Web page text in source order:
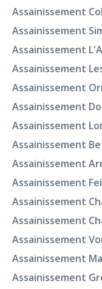
Assainissement
Assainissement
Assainissement
Assainissement
Assainissement
Assainissement
Assainissement
Assainissement
Assainissement
Assainissement
Assainissement
Assainissement
Assainissement
Assainissement
Assainissement